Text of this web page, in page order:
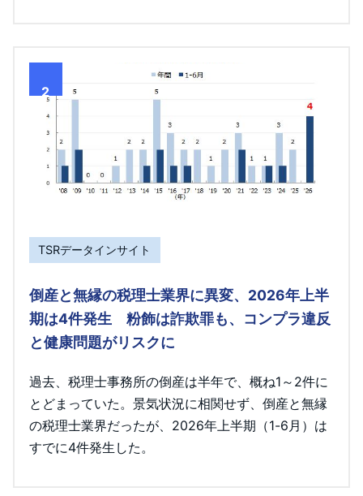
2
TSRデータインサイト
倒産と無縁の税理士業界に異変、2026年上半
期は4件発生 粉飾は詐欺罪も、コンプラ違反
と健康問題がリスクに
過去、税理士事務所の倒産は半年で、概ね1～2件に
とどまっていた。景気状況に相関せず、倒産と無縁
の税理士業界だったが、2026年上半期（1-6月）は
すでに4件発生した。